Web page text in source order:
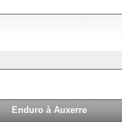
Enduro à Auxerre